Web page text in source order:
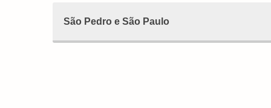
São Pedro e São Paulo